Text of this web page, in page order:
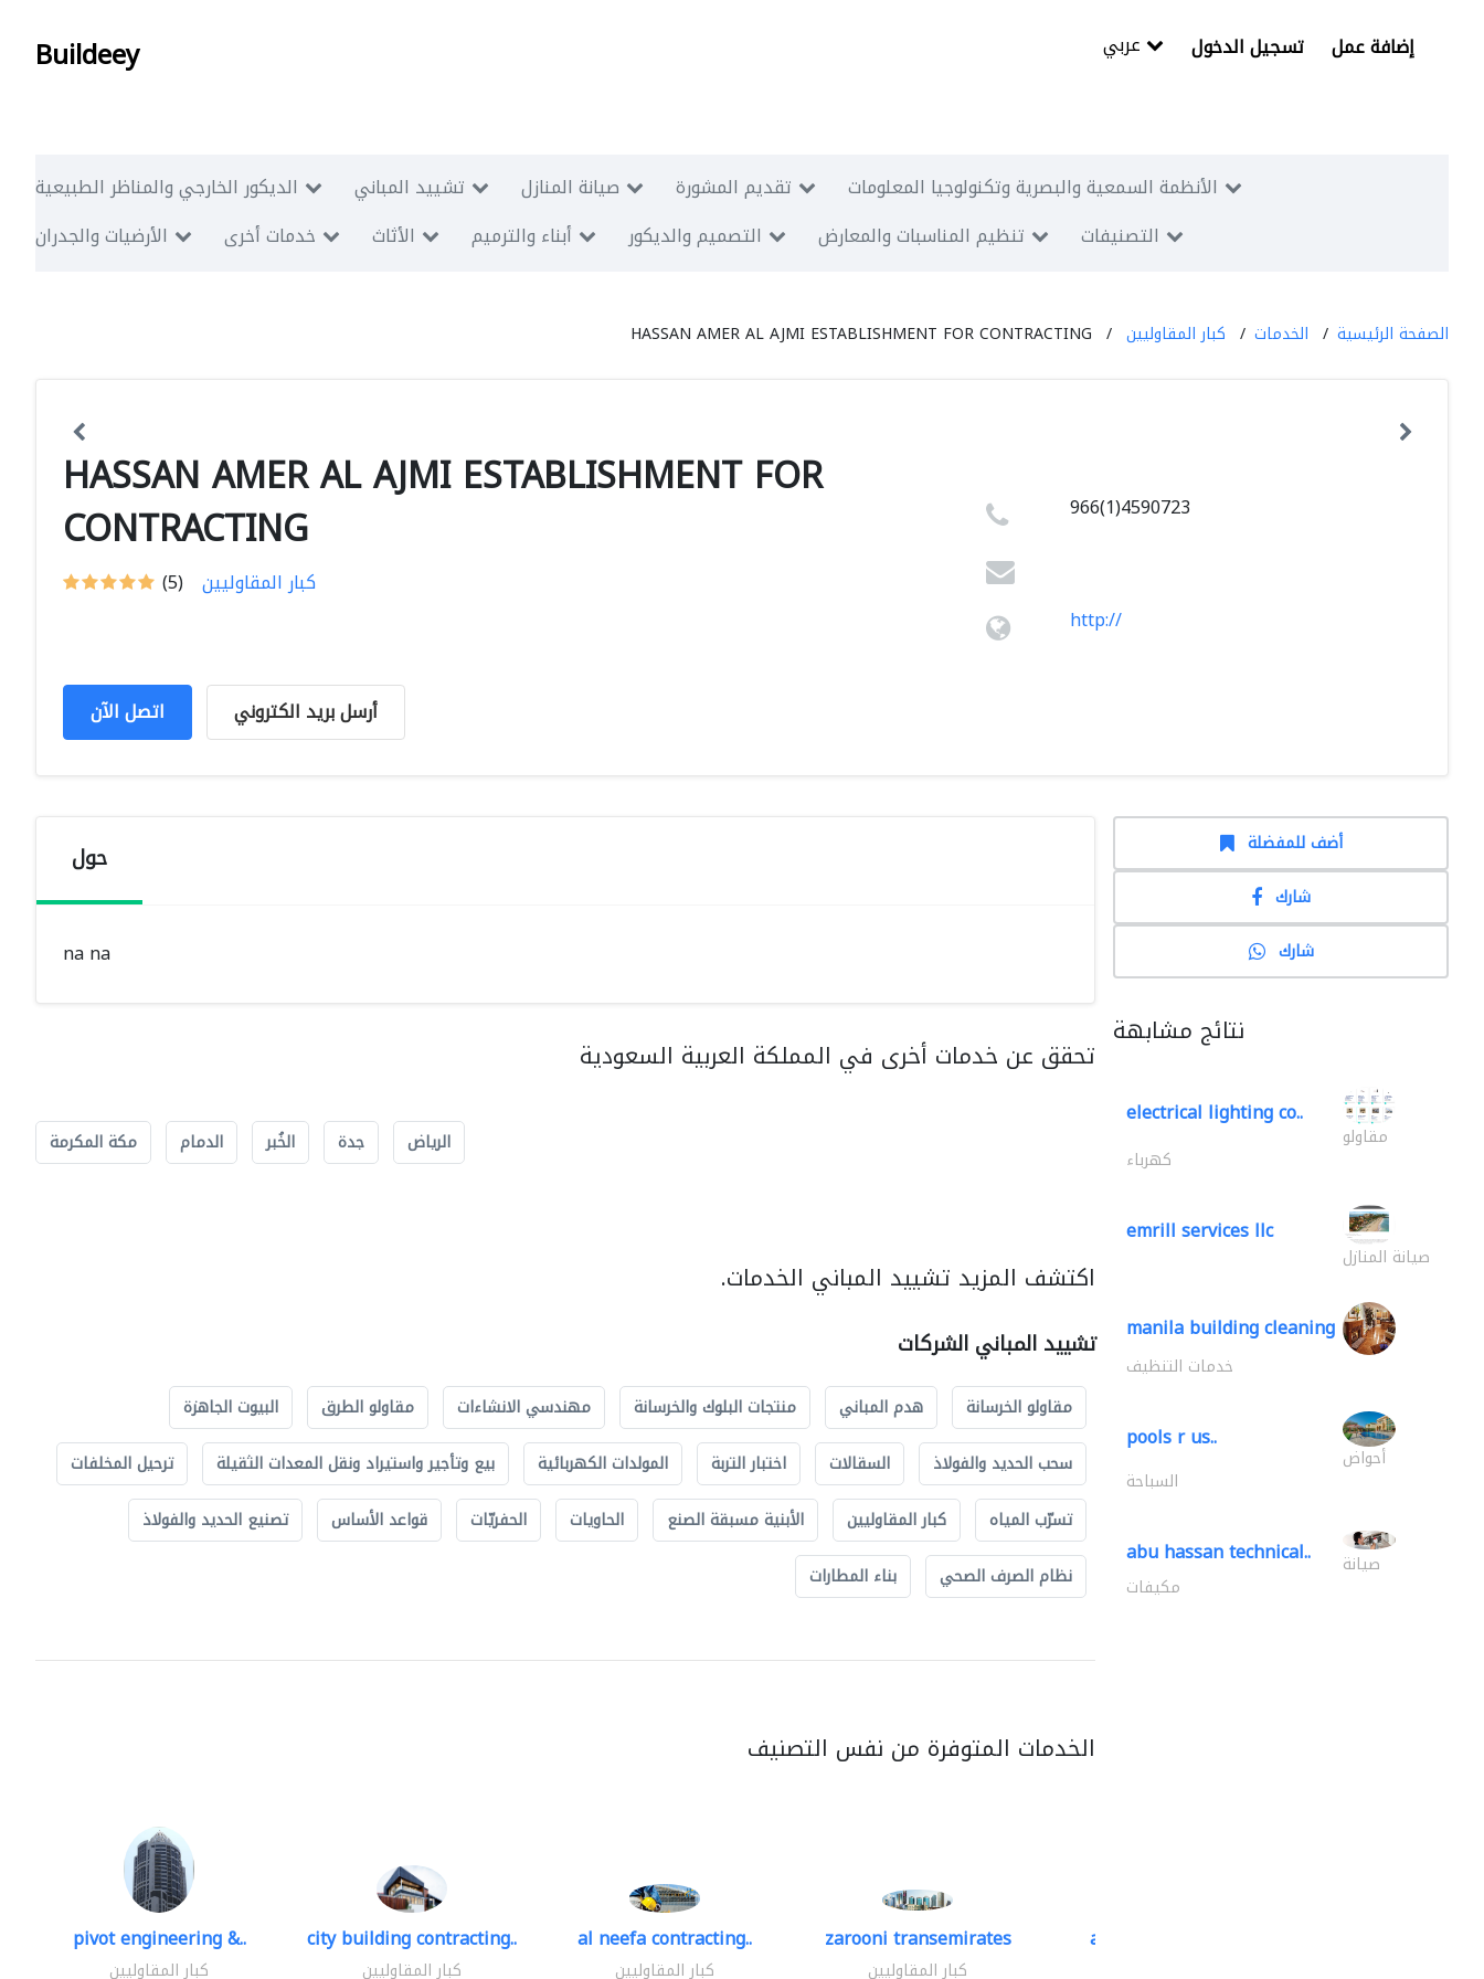
Buildeey تسجيل الدخول إضافة عمل
الديكور الخارجي والمناظر الطبيعية تشييد المباني صيانة المنازل تقديم المشورة
الأنظمة السمعية والبصرية وتكنولوجيا المعلومات
الأرضيات والجدران
خدمات أخرى الأثاث أبناء والترميم التصميم والديكور تنظيم المناسبات والمعارض التصنيفات
الصفحة الرئيسية الخدمات كبار المقاوليين HASSAN AMER AL AJMI ESTABLISHMENT FOR CONTRACTING
HASSAN AMER AL AJMI ESTABLISHMENT FOR
CONTRACTING
(5) كبار المقاوليين
اتصل الآن أرسل بريد الكتروني
966(1)4590723
http://
حول
na na
تحقق عن خدمات أخرى في المملكة العربية السعودية
الرياض جدة الخُبر الدمام مكة المكرمة
اكتشف المزيد تشييد المباني الخدمات.
تشييد المباني الشركات
مقاولو الخرسانة هدم المباني منتجات البلوك والخرسانة مهندسي الانشاءات مقاولو الطرق
البيوت الجاهزة
سحب الحديد والفولاذ
السقالات اختبار التربة المولدات الكهربائية بيع وتأجير واستيراد ونقل المعدات الثقيلة
ترحيل المخلفات
تسرّب المياه
كبار المقاوليين الأبنية مسبقة الصنع الحاويات الحفريّات قواعد الأساس
تصنيع الحديد والفولاذ
نظام الصرف الصحي
بناء المطارات
الخدمات المتوفرة من نفس التصنيف
pivot engineering &..
كبار المقاوليين
city building contracting..
كبار المقاوليين
al neefa contracting..
كبار المقاوليين
zarooni transemirates
كبار المقاوليين
accurate bldh cont..
أضف للمفضلة
شارك
شارك
نتائج مشابهة
electrical lighting co..
مقاولو
كهرباء
emrill services llc
صيانة المنازل
manila building cleaning
خدمات التنظيف
pools r us..
أحواض
السباحة
abu hassan technical.. صيانة
مكيفات